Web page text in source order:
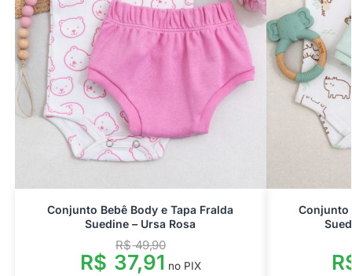
Conjunto Bebê Body e Tapa Fralda
Suedine – Ursa Rosa
R$49,90
R$ 37,91 no PIX
Conjunto